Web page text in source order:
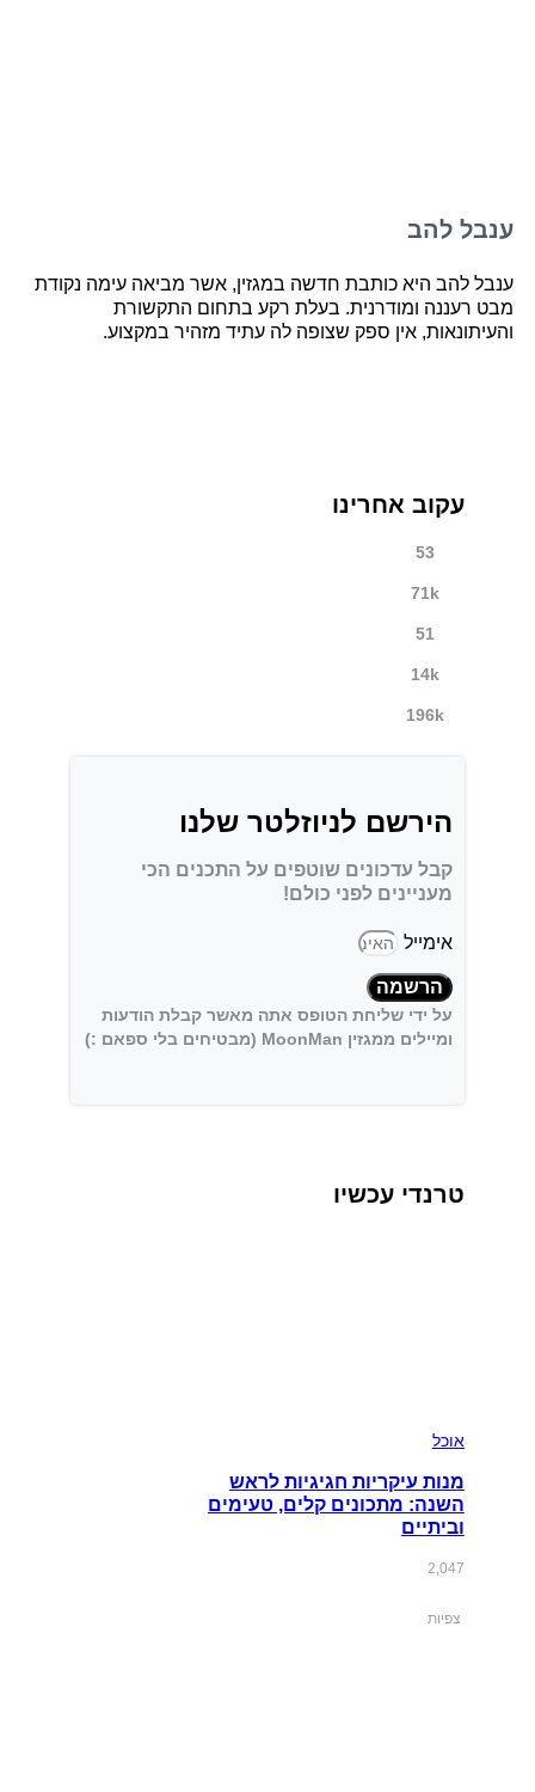
ענבל להב
ענבל להב היא כותבת חדשה במגזין, אשר מביאה עימה נקודת
מבט רעננה ומודרנית. בעלת רקע בתחום התקשורת
והעיתונאות, אין ספק שצופה לה עתיד מזהיר במקצוע.
עקוב אחרינו
53
71k
51
14k
196k
הירשם לניוזלטר שלנו
קבל עדכונים שוטפים על התכנים הכי
מעניינים לפני כולם!
אימייל
הרשמה
על ידי שליחת הטופס אתה מאשר קבלת הודעות
ומיילים ממגזין MoonMan (מבטיחים בלי ספאם :)
טרנדי עכשיו
אוכל
מנות עיקריות חגיגיות לראש
השנה: מתכונים קלים, טעימים
וביתיים
2,047
צפיות